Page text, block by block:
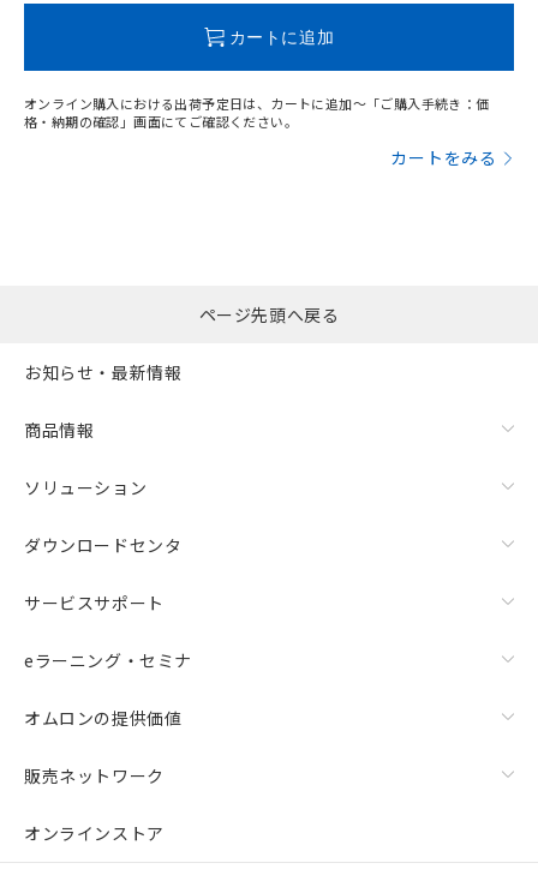
カートに追加
オンライン購入における出荷予定日は、カートに追加～「ご購入手続き：価
格・納期の確認」画面にてご確認ください。
カートをみる
ページ先頭へ戻る
お知らせ・最新情報
商品情報
ソリューション
ダウンロードセンタ
サービスサポート
eラーニング・セミナ
オムロンの提供価値
販売ネットワーク
オンラインストア